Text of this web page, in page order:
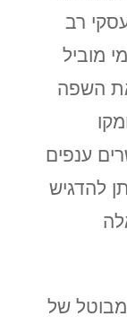
רב
מוביל
השפה
ענפים
להדגיש
של